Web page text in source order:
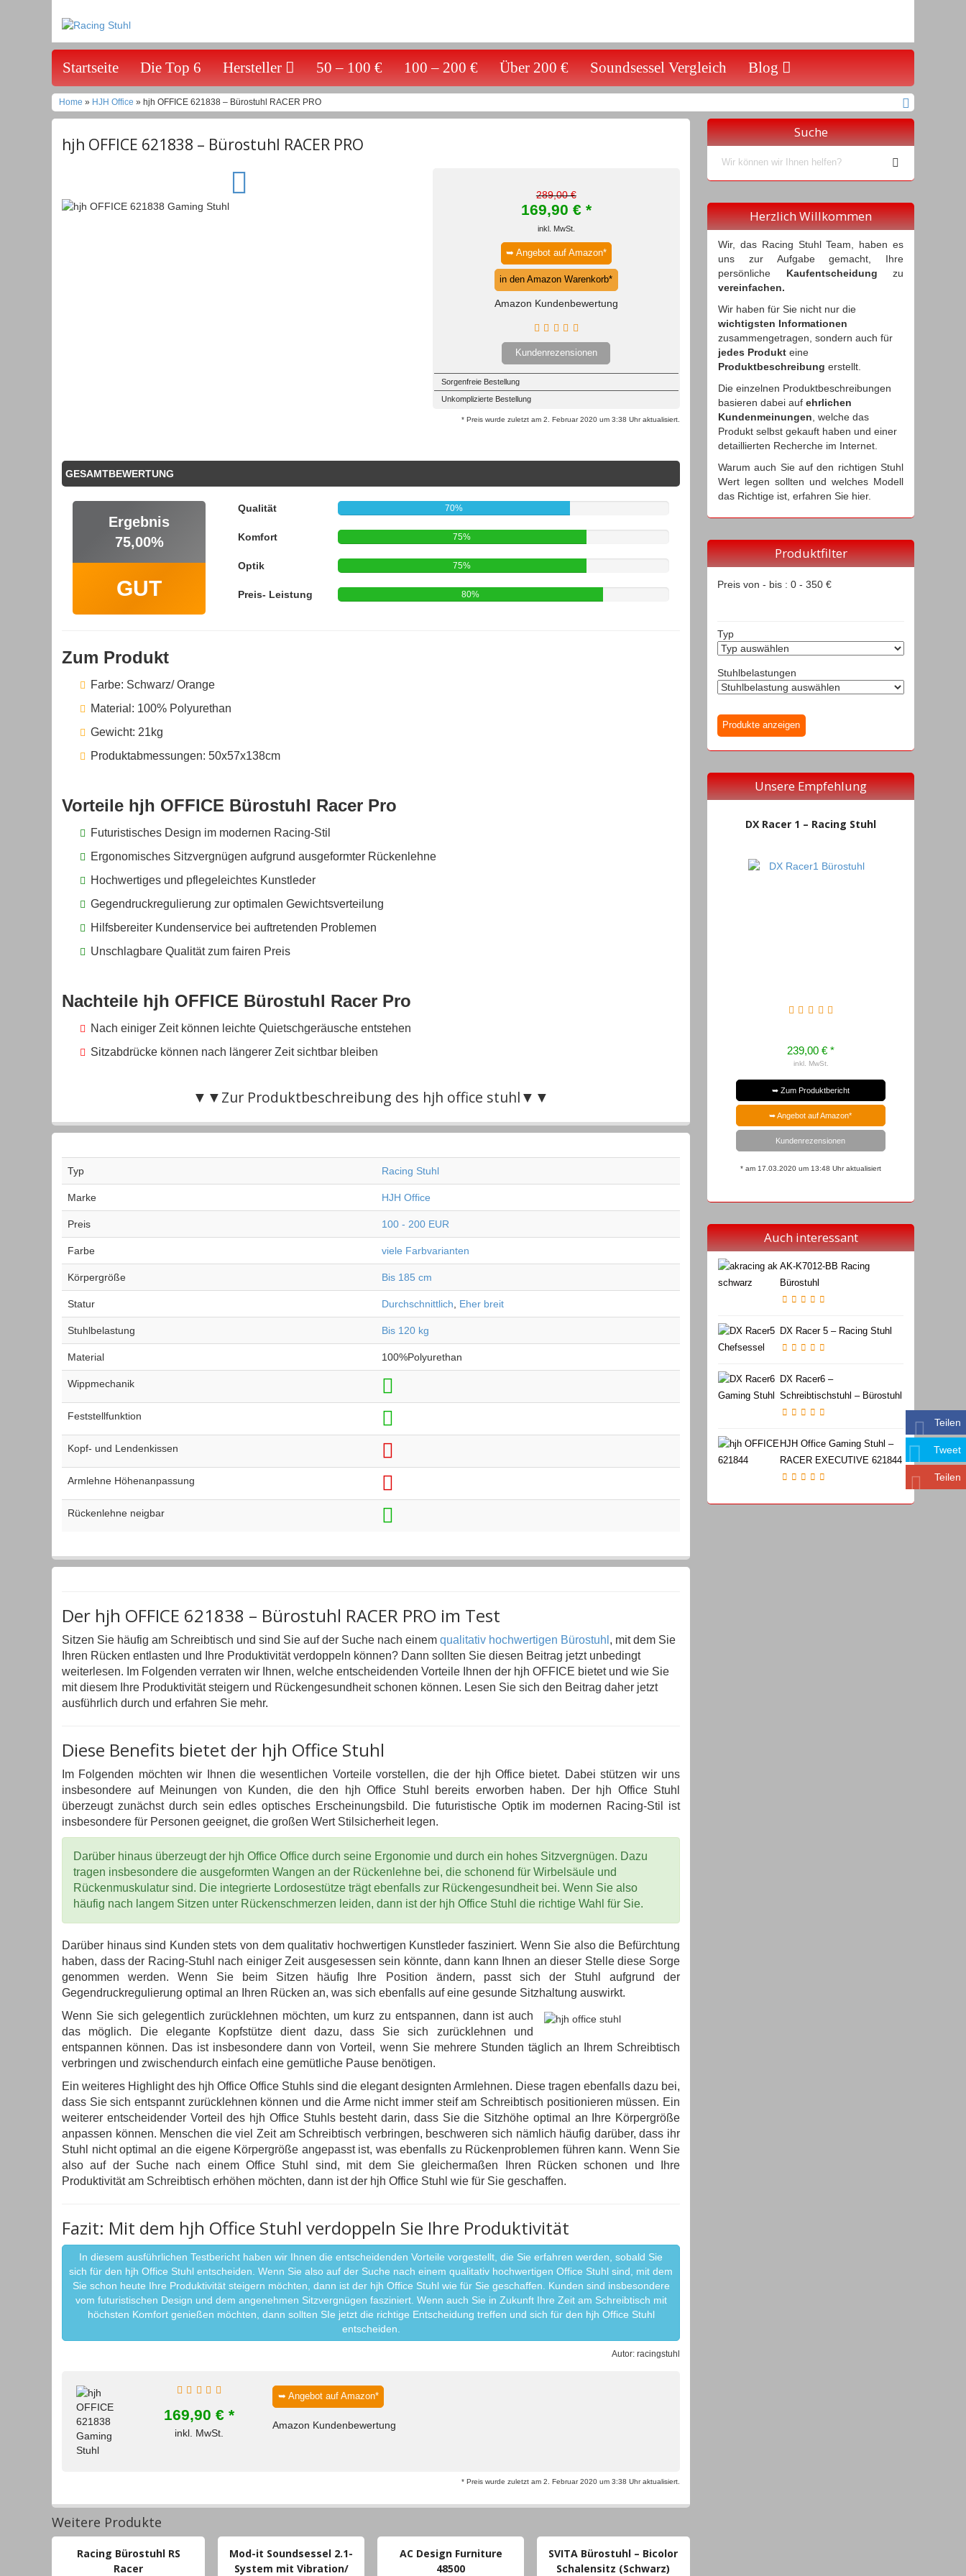
Startseite Die Top 6 Hersteller 50 – 100 € 100 – 200 € Über 200 € Soundsessel Vergleich Blog
Home » HJH Office » hjh OFFICE 621838 – Bürostuhl RACER PRO
Teilen
Tweet
Teilen
hjh OFFICE 621838 – Bürostuhl RACER PRO
289,00 €
169,90 € *
inkl. MwSt.
➥ Angebot auf Amazon*
in den Amazon Warenkorb*
Amazon Kundenbewertung
Kundenrezensionen
Sorgenfreie Bestellung
Unkomplizierte Bestellung
* Preis wurde zuletzt am 2. Februar 2020 um 3:38 Uhr aktualisiert.
GESAMTBEWERTUNG
Ergebnis
75,00%
GUT
Qualität 70%
Komfort 75%
Optik 75%
Preis- Leistung 80%
Zum Produkt
Farbe: Schwarz/ Orange
Material: 100% Polyurethan
Gewicht: 21kg
Produktabmessungen: 50x57x138cm
Vorteile hjh OFFICE Bürostuhl Racer Pro
Futuristisches Design im modernen Racing-Stil
Ergonomisches Sitzvergnügen aufgrund ausgeformter Rückenlehne
Hochwertiges und pflegeleichtes Kunstleder
Gegendruckregulierung zur optimalen Gewichtsverteilung
Hilfsbereiter Kundenservice bei auftretenden Problemen
Unschlagbare Qualität zum fairen Preis
Nachteile hjh OFFICE Bürostuhl Racer Pro
Nach einiger Zeit können leichte Quietschgeräusche entstehen
Sitzabdrücke können nach längerer Zeit sichtbar bleiben
▼▼Zur Produktbeschreibung des hjh office stuhl▼▼
Typ Racing Stuhl
Marke HJH Office
Preis 100 - 200 EUR
Farbe viele Farbvarianten
Körpergröße Bis 185 cm
Statur Durchschnittlich Eher breit
Stuhlbelastung Bis 120 kg
Material 100%Polyurethan
Wippmechanik
Feststellfunktion
Kopf- und Lendenkissen
Armlehne Höhenanpassung
Rückenlehne neigbar
Der hjh OFFICE 621838 – Bürostuhl RACER PRO im Test
Sitzen Sie häufig am Schreibtisch und sind Sie auf der Suche nach einem qualitativ hochwertigen Bürostuhl , mit dem Sie
Ihren Rücken entlasten und Ihre Produktivität verdoppeln können? Dann sollten Sie diesen Beitrag jetzt unbedingt
weiterlesen. Im Folgenden verraten wir Ihnen, welche entscheidenden Vorteile Ihnen der hjh OFFICE bietet und wie Sie
mit diesem Ihre Produktivität steigern und Rückengesundheit schonen können. Lesen Sie sich den Beitrag daher jetzt
ausführlich durch und erfahren Sie mehr.
Diese Benefits bietet der hjh Office Stuhl
Im Folgenden möchten wir Ihnen die wesentlichen Vorteile vorstellen, die der hjh Office bietet. Dabei stützen wir uns
insbesondere auf Meinungen von Kunden, die den hjh Office Stuhl bereits erworben haben. Der hjh Office Stuhl
überzeugt zunächst durch sein edles optisches Erscheinungsbild. Die futuristische Optik im modernen Racing-Stil ist
insbesondere für Personen geeignet, die großen Wert Stilsicherheit legen.
Darüber hinaus überzeugt der hjh Office Office durch seine Ergonomie und durch ein hohes Sitzvergnügen. Dazu
tragen insbesondere die ausgeformten Wangen an der Rückenlehne bei, die schonend für Wirbelsäule und
Rückenmuskulatur sind. Die integrierte Lordosestütze trägt ebenfalls zur Rückengesundheit bei. Wenn Sie also
häufig nach langem Sitzen unter Rückenschmerzen leiden, dann ist der hjh Office Stuhl die richtige Wahl für Sie.
Darüber hinaus sind Kunden stets von dem qualitativ hochwertigen Kunstleder fasziniert. Wenn Sie also die Befürchtung
haben, dass der Racing-Stuhl nach einiger Zeit ausgesessen sein könnte, dann kann Ihnen an dieser Stelle diese Sorge
genommen werden. Wenn Sie beim Sitzen häufig Ihre Position ändern, passt sich der Stuhl aufgrund der
Gegendruckregulierung optimal an Ihren Rücken an, was sich ebenfalls auf eine gesunde Sitzhaltung auswirkt.
Wenn Sie sich gelegentlich zurücklehnen möchten, um kurz zu entspannen, dann ist auch
das möglich. Die elegante Kopfstütze dient dazu, dass Sie sich zurücklehnen und
entspannen können. Das ist insbesondere dann von Vorteil, wenn Sie mehrere Stunden täglich an Ihrem Schreibtisch
verbringen und zwischendurch einfach eine gemütliche Pause benötigen.
Ein weiteres Highlight des hjh Office Office Stuhls sind die elegant designten Armlehnen. Diese tragen ebenfalls dazu bei,
dass Sie sich entspannt zurücklehnen können und die Arme nicht immer steif am Schreibtisch positionieren müssen. Ein
weiterer entscheidender Vorteil des hjh Office Stuhls besteht darin, dass Sie die Sitzhöhe optimal an Ihre Körpergröße
anpassen können. Menschen die viel Zeit am Schreibtisch verbringen, beschweren sich nämlich häufig darüber, dass ihr
Stuhl nicht optimal an die eigene Körpergröße angepasst ist, was ebenfalls zu Rückenproblemen führen kann. Wenn Sie
also auf der Suche nach einem Office Stuhl sind, mit dem Sie gleichermaßen Ihren Rücken schonen und Ihre
Produktivität am Schreibtisch erhöhen möchten, dann ist der hjh Office Stuhl wie für Sie geschaffen.
Fazit: Mit dem hjh Office Stuhl verdoppeln Sie Ihre Produktivität
In diesem ausführlichen Testbericht haben wir Ihnen die entscheidenden Vorteile vorgestellt, die Sie erfahren werden, sobald Sie
sich für den hjh Office Stuhl entscheiden. Wenn Sie also auf der Suche nach einem qualitativ hochwertigen Office Stuhl sind, mit dem
Sie schon heute Ihre Produktivität steigern möchten, dann ist der hjh Office Stuhl wie für Sie geschaffen. Kunden sind insbesondere
vom futuristischen Design und dem angenehmen Sitzvergnügen fasziniert. Wenn auch Sie in Zukunft Ihre Zeit am Schreibtisch mit
höchsten Komfort genießen möchten, dann sollten SIe jetzt die richtige Entscheidung treffen und sich für den hjh Office Stuhl
entscheiden.
Autor: racingstuhl
169,90 € *
inkl. MwSt.
➥ Angebot auf Amazon*
Amazon Kundenbewertung
* Preis wurde zuletzt am 2. Februar 2020 um 3:38 Uhr aktualisiert.
Weitere Produkte
Racing Bürostuhl RS
Racer
Mod-it Soundsessel 2.1-
System mit Vibration/
AC Design Furniture
48500
SVITA Bürostuhl – Bicolor
Schalensitz (Schwarz)
Suche
Herzlich Willkommen
Wir, das Racing Stuhl Team, haben es
uns zur Aufgabe gemacht, Ihre
persönliche Kaufentscheidung zu
vereinfachen.
Wir haben für Sie nicht nur die
wichtigsten Informationen
zusammengetragen, sondern auch für
jedes Produkt eine
Produktbeschreibung erstellt.
Die einzelnen Produktbeschreibungen
basieren dabei auf ehrlichen
Kundenmeinungen, welche das
Produkt selbst gekauft haben und einer
detaillierten Recherche im Internet.
Warum auch Sie auf den richtigen Stuhl
Wert legen sollten und welches Modell
das Richtige ist, erfahren Sie hier.
Produktfilter
Preis von - bis : 0 - 350 €
Typ
Stuhlbelastungen
Unsere Empfehlung
DX Racer 1 – Racing Stuhl
239,00 € *
inkl. MwSt.
➥ Zum Produktbericht
➥ Angebot auf Amazon*
Kundenrezensionen
* am 17.03.2020 um 13:48 Uhr aktualisiert
Auch interessant
AK-K7012-BB Racing
Bürostuhl
DX Racer 5 – Racing Stuhl
DX Racer6 –
Schreibtischstuhl – Bürostuhl
HJH Office Gaming Stuhl –
RACER EXECUTIVE 621844